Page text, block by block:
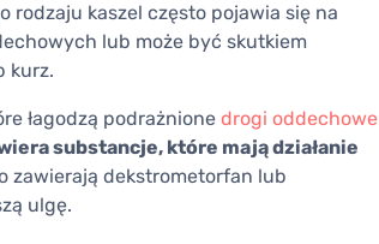
rodzaju kaszel często pojawia się na
lub może być skutkiem
kurz.
łagodzą podrażnione drogi oddechowe
substancje, które mają działanie
zawierają dekstrometorfan lub
ulgę.